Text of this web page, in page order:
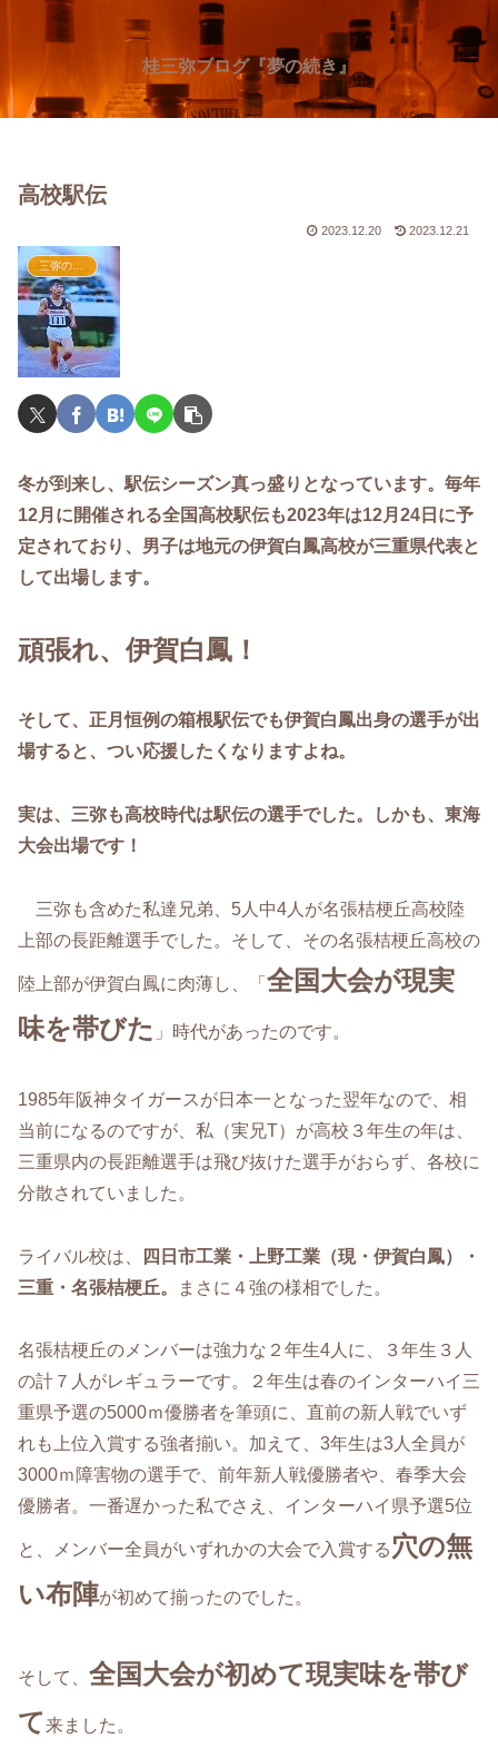
桂三弥ブログ『夢の続き』
高校駅伝
2023.12.20 2023.12.21
三弥の思い出
冬が到来し、駅伝シーズン真っ盛りとなっています。毎年
12月に開催される全国高校駅伝も2023年は12月24日に予
定されており、男子は地元の伊賀白鳳高校が三重県代表と
して出場します。
頑張れ、伊賀白鳳！
そして、正月恒例の箱根駅伝でも伊賀白鳳出身の選手が出
場すると、つい応援したくなりますよね。
実は、三弥も高校時代は駅伝の選手でした。しかも、東海
大会出場です！
三弥も含めた私達兄弟、5人中4人が名張桔梗丘高校陸
上部の長距離選手でした。そして、その名張桔梗丘高校の
陸上部が伊賀白鳳に肉薄し、「 全国大会が現実
味を帯びた 」時代があったのです。
1985年阪神タイガースが日本一となった翌年なので、相
当前になるのですが、私（実兄T）が高校３年生の年は、
三重県内の長距離選手は飛び抜けた選手がおらず、各校に
分散されていました。
ライバル校は、
四日市工業・上野工業（現・伊賀白鳳）・
三重・名張桔梗丘。
まさに４強の様相でした。
名張桔梗丘のメンバーは強力な２年生4人に、３年生３人
の計７人がレギュラーです。２年生は春のインターハイ三
重県予選の5000ｍ優勝者を筆頭に、直前の新人戦でいず
れも上位入賞する強者揃い。加えて、3年生は3人全員が
3000ｍ障害物の選手で、前年新人戦優勝者や、春季大会
優勝者。一番遅かった私でさえ、インターハイ県予選5位
と、メンバー全員がいずれかの大会で入賞する 穴の無
い布陣が初めて揃ったのでした。
そして、 全国大会が初めて現実味を帯び
て来ました。